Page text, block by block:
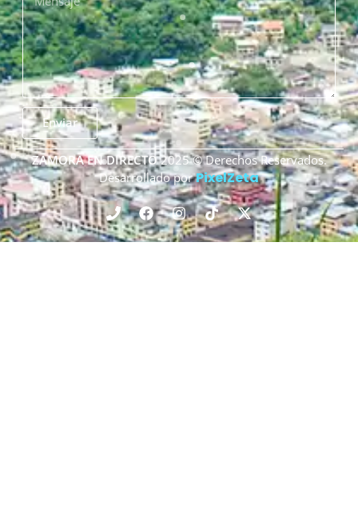
Enviar
ZAMORA EN DIRECTO2025 © Derechos Reservados.
Desarrollado porPixelZeta